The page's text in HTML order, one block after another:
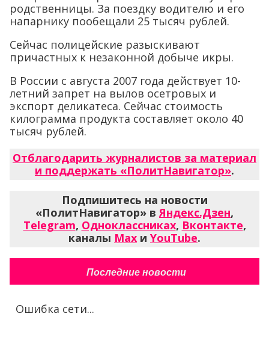
родственницы. За поездку водителю и его
напарнику пообещали 25 тысяч рублей.
Сейчас полицейские разыскивают
причастных к незаконной добыче икры.
В России с августа 2007 года действует 10-
летний запрет на вылов осетровых и
экспорт деликатеса. Сейчас стоимость
килограмма продукта составляет около 40
тысяч рублей.
Отблагодарить журналистов за материал
и поддержать «ПолитНавигатор».
Подпишитесь на новости
«ПолитНавигатор» вЯндекс.Дзен,
Telegram, Одноклассниках, Вконтакте,
каналы Max и YouTube.
Последние новости
Ошибка сети...